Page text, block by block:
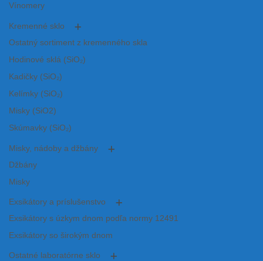
Vínomery
Kremenné sklo
Ostatný sortiment z kremenného skla
Hodinové sklá (SiO₂)
Kadičky (SiO₂)
Kelímky (SiO₂)
Misky (SiO2)
Skúmavky (SiO₂)
Misky, nádoby a džbány
Džbány
Misky
Exsikátory a príslušenstvo
Exsikátory s úzkym dnom podľa normy 12491
Exsikátory so širokým dnom
Ostatné laboratórne sklo